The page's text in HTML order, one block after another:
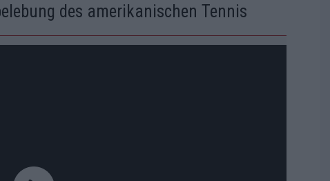
des amerikanischen Tennis